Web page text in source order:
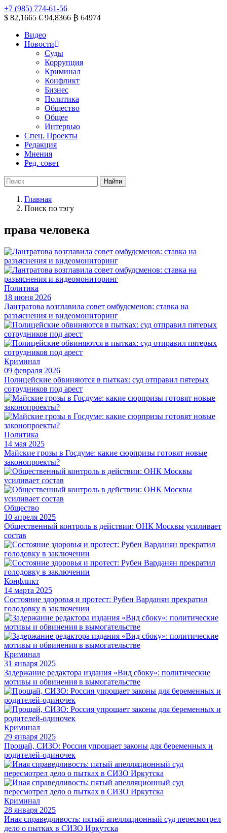
+7 (985) 774-61-56
$ 82,1665 € 94,8366 ₿ 64974
Видео
Новости
Суды
Коррупция
Криминал
Конфликт
Бизнес
Политика
Общество
Общее
Интервью
Спец. Проекты
Редакция
Мнения
Ред. совет
Главная
Поиск по тэгу
права человека
Политика
18 июня 2026
Лантратова возглавила совет омбудсменов: ставка на
разъяснения и видеомониторинг
Криминал
09 февраля 2026
Полицейские обвиняются в пытках: суд отправил пятерых
сотрудников под арест
Политика
14 мая 2025
Майские грозы в Госдуме: какие сюрпризы готовят новые
законопроекты?
Общество
10 апреля 2025
Общественный контроль в действии: ОНК Москвы усиливает
состав
Конфликт
14 марта 2025
Состояние здоровья и протест: Рубен Варданян прекратил
голодовку в заключении
Криминал
31 января 2025
Задержание редактора издания «Вид сбоку»: политические
мотивы и обвинения в вымогательстве
Криминал
29 января 2025
Прощай, СИЗО: Россия упрощает законы для беременных и
родителей-одиночек
Криминал
28 января 2025
Иная справедливость: пятый апелляционный суд пересмотрел
дело о пытках в СИЗО Иркутска